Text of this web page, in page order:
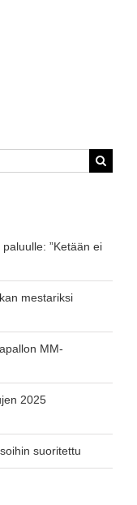
”Ketään ei
mestariksi
MM-
2025
suoritettu